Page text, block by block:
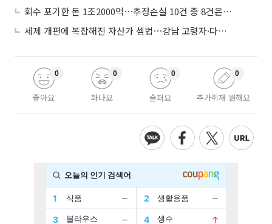
회수 포기한 돈 1조2000억⋯추정손실 10건 중 8건은 기업대출
세제 개편에 복잡해진 자산가 셈법⋯강남 고령자·다주택자 ‘자산재편 고심’
좋아요
0
화나요
0
슬퍼요
0
추가취재 원해요
0